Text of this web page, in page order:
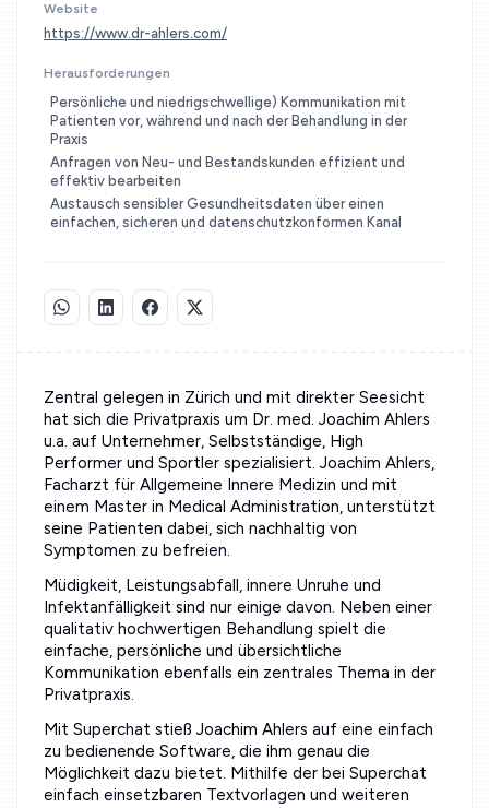
Website
https://www.dr-ahlers.com/
Herausforderungen
Persönliche und niedrigschwellige) Kommunikation mit
Patienten vor, während und nach der Behandlung in der
Praxis
Anfragen von Neu- und Bestandskunden effizient und
effektiv bearbeiten
Austausch sensibler Gesundheitsdaten über einen
einfachen, sicheren und datenschutzkonformen Kanal
Zentral gelegen in Zürich und mit direkter Seesicht
hat sich die Privatpraxis um Dr. med. Joachim Ahlers
u.a. auf Unternehmer, Selbstständige, High
Performer und Sportler spezialisiert. Joachim Ahlers,
Facharzt für Allgemeine Innere Medizin und mit
einem Master in Medical Administration, unterstützt
seine Patienten dabei, sich nachhaltig von
Symptomen zu befreien.
Müdigkeit, Leistungsabfall, innere Unruhe und
Infektanfälligkeit sind nur einige davon. Neben einer
qualitativ hochwertigen Behandlung spielt die
einfache, persönliche und übersichtliche
Kommunikation ebenfalls ein zentrales Thema in der
Privatpraxis.
Mit Superchat stieß Joachim Ahlers auf eine einfach
zu bedienende Software, die ihm genau die
Möglichkeit dazu bietet. Mithilfe der bei Superchat
einfach einsetzbaren Textvorlagen und weiteren